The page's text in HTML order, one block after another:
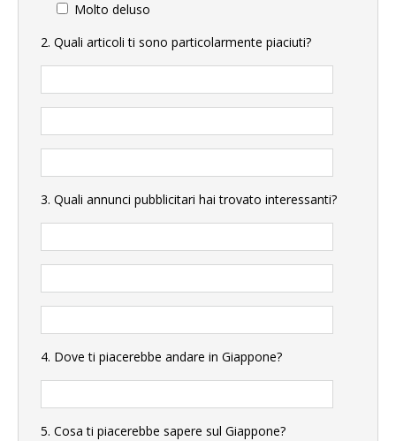
Molto deluso
2. Quali articoli ti sono particolarmente piaciuti?
3. Quali annunci pubblicitari hai trovato interessanti?
4. Dove ti piacerebbe andare in Giappone?
5. Cosa ti piacerebbe sapere sul Giappone?